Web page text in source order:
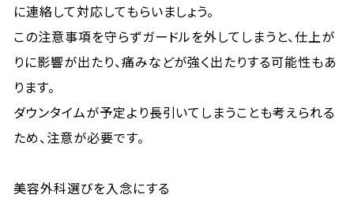
に連絡して対応してもらいましょう。
この注意事項を守らずガードルを外してしまうと、仕上が
りに影響が出たり、痛みなどが強く出たりする可能性もあ
ります。
ダウンタイムが予定より長引いてしまうことも考えられる
ため、注意が必要です。
美容外科選びを入念にする